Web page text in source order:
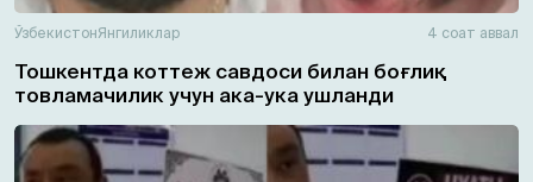
ЎзбекистонЯнгиликлар 4 соат аввал
Тошкентда коттеж савдоси билан боғлиқ
товламачилик учун ака-ука ушланди